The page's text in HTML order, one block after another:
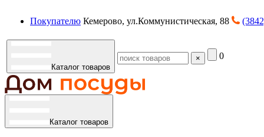
Покупателю Кемерово, ул.Коммунистическая, 88
Каталог товаров
× 0
Каталог товаров